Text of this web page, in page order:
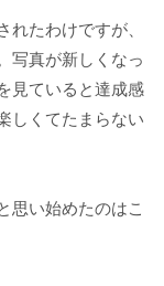
れたわけですが、
写真が新しくなっ
見ていると達成感
しくてたまらない
思い始めたのはこ